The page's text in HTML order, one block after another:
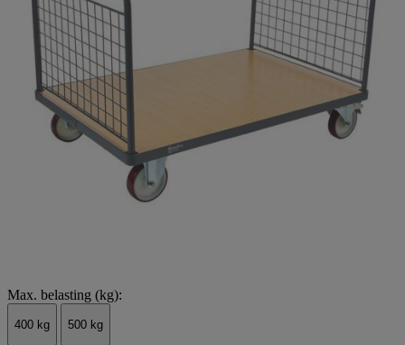
Max. belasting (kg):
400 kg 500 kg